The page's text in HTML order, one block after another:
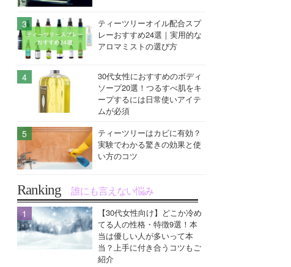
ティーツリーオイル配合スプ
レーおすすめ24選｜実用的な
アロマミストの選び方
30代女性におすすめのボディ
ソープ20選！つるすべ肌をキ
ープするには日常使いアイテ
ムが必須
ティーツリーはカビに有効？
実験でわかる驚きの効果と使
い方のコツ
Ranking 誰にも言えない悩み
【30代女性向け】どこか冷め
てる人の性格・特徴9選！本
当は優しい人が多いって本
当？上手に付き合うコツもご
紹介